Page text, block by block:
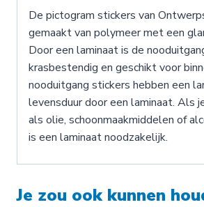
De pictogram stickers van
gemaakt van polymeer met een
Door een laminaat is de
krasbestendig en geschikt voor
nooduitgang stickers hebben een
levensduur door een laminaat. Als
als olie, schoonmaakmiddelen of
is een laminaat noodzakelijk.
Je zou ook kunnen